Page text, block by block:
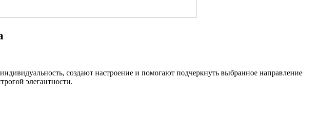
создают настроение и помогают подчеркнуть выбранное направление
элегантности.